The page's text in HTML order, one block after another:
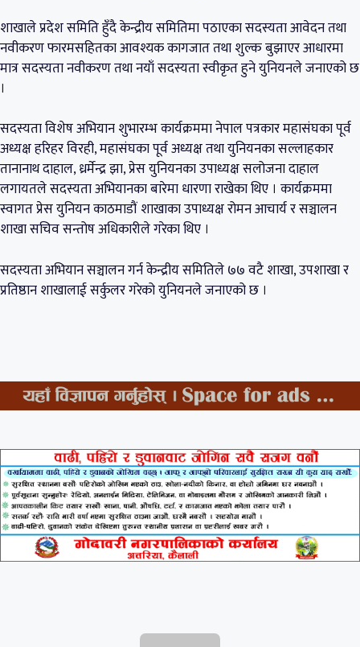
शाखाले प्रदेश समिति हुँदै केन्द्रीय समितिमा पठाएका सदस्यता आवेदन तथा
नवीकरण फारमसहितका आवश्यक कागजात तथा शुल्क बुझाएर आधारमा
मात्र सदस्यता नवीकरण तथा नयाँ सदस्यता स्वीकृत हुने युनियनले जनाएको छ
।
सदस्यता विशेष अभियान शुभारम्भ कार्यक्रममा नेपाल पत्रकार महासंघका पूर्व
अध्यक्ष हरिहर विरही, महासंघका पूर्व अध्यक्ष तथा युनियनका सल्लाहकार
तानानाथ दाहाल, ध्रर्मेन्द्र झा, प्रेस युनियनका उपाध्यक्ष सलोजना दाहाल
लगायतले सदस्यता अभियानका बारेमा धारणा राखेका थिए । कार्यक्रममा
स्वागत प्रेस युनियन काठमाडौं शाखाका उपाध्यक्ष रोमन आचार्य र सञ्चालन
शाखा सचिव सन्तोष अधिकारीले गरेका थिए ।
सदस्यता अभियान सञ्चालन गर्न केन्द्रीय समितिले ७७ वटै शाखा, उपशाखा र
प्रतिष्ठान शाखालाई सर्कुलर गरेको युनियनले जनाएको छ ।